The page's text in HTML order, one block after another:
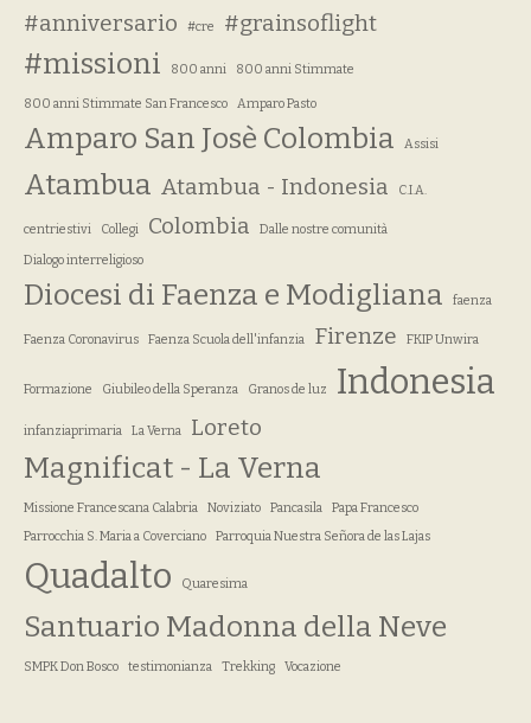
#anniversario #cre #grainsoflight
#missioni 800 anni 800 anni Stimmate
800 anni Stimmate San Francesco Amparo Pasto
Amparo San Josè Colombia Assisi
Atambua Atambua - Indonesia C.I.A.
centriestivi Collegi Colombia
Dalle nostre comunità
Dialogo interreligioso
Diocesi di Faenza e Modigliana faenza
Faenza Coronavirus Faenza Scuola dell'infanzia Firenze FKIP Unwira
Formazione Giubileo della Speranza Granos de luz Indonesia
infanziaprimaria La Verna Loreto
Magnificat - La Verna
Missione Francescana Calabria Noviziato Pancasila
Papa Francesco
Parrocchia S. Maria a Coverciano
Parroquia Nuestra Señora de las Lajas
Quadalto Quaresima
Santuario Madonna della Neve
SMPK Don Bosco testimonianza Trekking Vocazione